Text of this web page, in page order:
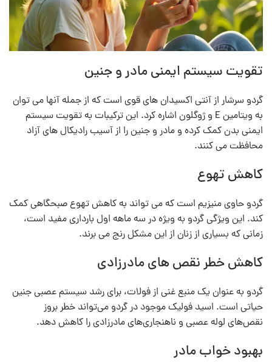
تقویت سیستم ایمنی مادر و جنین
گردو سرشار از آنتی‌ اکسیدان‌ های قوی است که از جمله آنها می‌ توان
به ویتامین E و ژوگلون اشاره کرد. این ترکیبات به تقویت سیستم
ایمنی بدن کمک کرده و مادر و جنین را از آسیب رادیکال‌ های آزاد
محافظت می‌ کنند.
کاهش تهوع
گردو حاوی منیزیم است که می‌ تواند به کاهش تهوع صبحگاهی کمک
کند. این ویژگی گردو به ویژه در سه ماهه اول بارداری مفید است،
زمانی که بسیاری از زنان از این مشکل رنج می‌ برند.
کاهش خطر نقص‌ های مادرزادی
گردو به عنوان یک منبع غنی از فولات، برای رشد سیستم عصبی جنین
حیاتی است. اسید فولیک موجود در گردو می‌تواند خطر بروز
نقص‌های لوله عصبی و ناهنجاری‌های مادرزادی را کاهش دهد.
بهبود خواب مادر